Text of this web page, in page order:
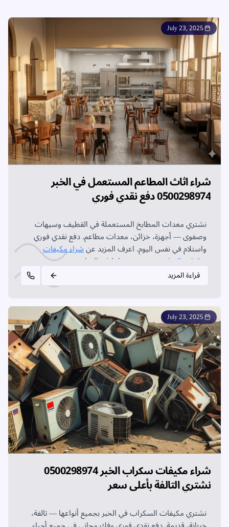
July 23, 2025
شراء اثاث المطاعم المستعمل في الخبر
0500298974 دفع نقدي فوري
نشتري معدات المطابخ المستعملة في القطيف وسيهات
وصفوى — أجهزة، خزائن، معدات مطاعم. دفع نقدي فوري
واستلام في نفس اليوم. اعرف المزيد عنشراء مكيفات
سكراب القطيف وجميع خدماتنا في القطيف.
قراءة المزيد
July 23, 2025
شراء مكيفات سكراب الخبر 0500298974
نشتري التالفة بأعلى سعر
نشتري مكيفات السكراب في الخبر بجميع أنواعها — تالفة،